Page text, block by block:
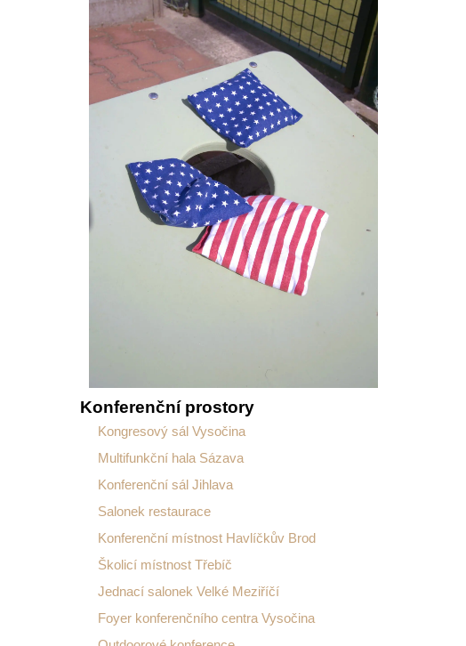
Konferenční prostory
Kongresový sál Vysočina
Multifunkční hala Sázava
Konferenční sál Jihlava
Salonek restaurace
Konferenční místnost Havlíčkův Brod
Školicí místnost Třebíč
Jednací salonek Velké Meziříčí
Foyer konferenčního centra Vysočina